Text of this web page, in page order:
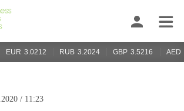
EUR 3.0212 RUB 3.2024 GBP 3.5216 AED
/ 11:23